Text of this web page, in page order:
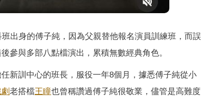
出身的傅子純，因為父親替他報名演員訓練班，而誤
參與多部八點檔演出，累積無數經典角色。
任新訓中心的班長，服役一年8個月，據悉傅子純從小
老搭檔王瞳也曾稱讚過傅子純很敬業，儘管是高難度